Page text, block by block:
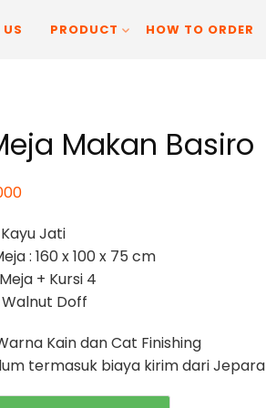
PRODUCT HOW TO ORDER
Makan Basiro
Jati
: 160 x 100 x 75 cm
+ Kursi 4
Walnut Doff
Kain dan Cat Finishing
termasuk biaya kirim dari Jepara